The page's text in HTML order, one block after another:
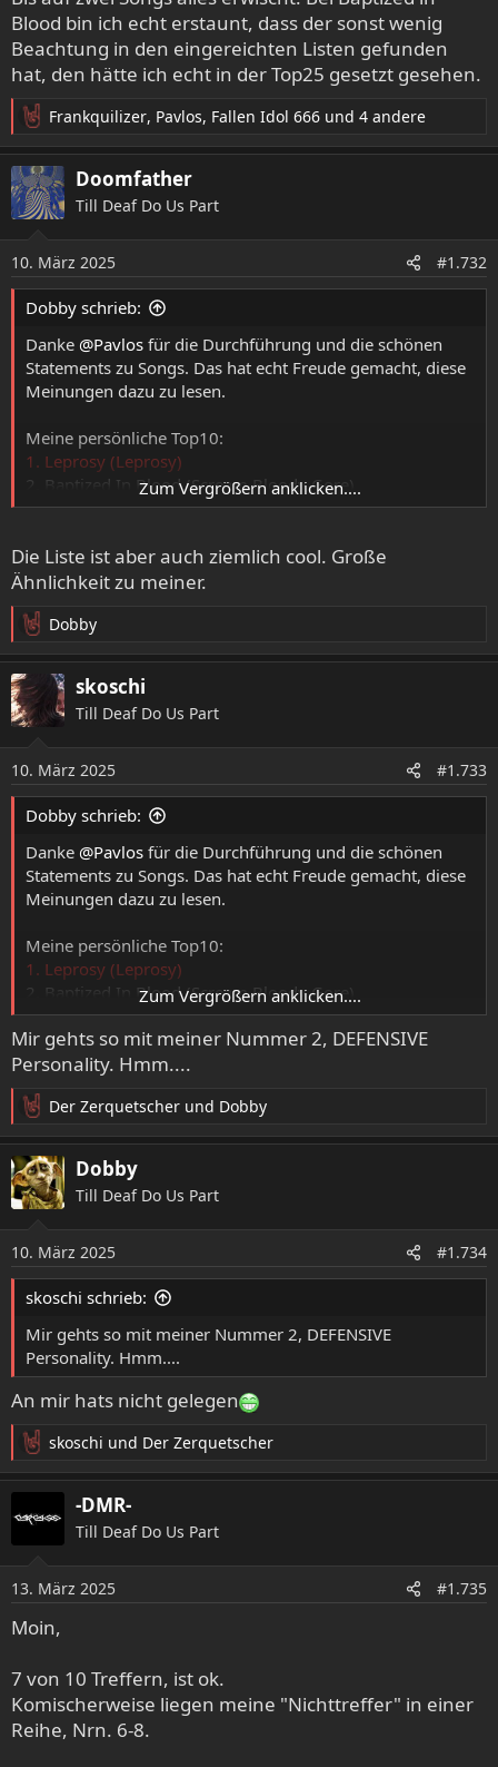
Blood bin ich echt erstaunt, dass der sonst wenig
Beachtung in den eingereichten Listen gefunden
hat, den hätte ich echt in der Top25 gesetzt gesehen.
R
e
a
k
t
n
e
n
Frankquilizer, Pavlos, Fallen Idol 666 und 4 andere
Doomfather
Till Deaf Do Us Part
10. März 2025 #1.732
Dobby schrieb:
Danke @Pavlos für die Durchführung und die schönen
Statements zu Songs. Das hat echt Freude gemacht, diese
Meinungen dazu zu lesen.
Meine persönliche Top10:
1. Leprosy (Leprosy)
2. Baptized In Blood (Scream Bloody Gore)
3. Open Casket (Leprosy)
5. Left To Die (Leprosy)
6. Defensive Personalities (Spiritual Healing)
8. Evil Dead (Scream Bloody Gore)
10. Zero Tolerance (Symbolic)
Bis auf zwei Songs alles erwischt. Bei Baptized in Blood
bin ich echt erstaunt, dass der sonst wenig Beachtung in
den eingereichten Listen gefunden hat, den hätte ich echt
in der Top25 gesetzt gesehen.
Zum Vergrößern anklicken....
Die Liste ist aber auch ziemlich cool. Große
Ähnlichkeit zu meiner.
R
e
a
k
t
n
e
n
Dobby
skoschi
Till Deaf Do Us Part
10. März 2025 #1.733
Dobby schrieb:
Danke @Pavlos für die Durchführung und die schönen
Statements zu Songs. Das hat echt Freude gemacht, diese
Meinungen dazu zu lesen.
Meine persönliche Top10:
1. Leprosy (Leprosy)
2. Baptized In Blood (Scream Bloody Gore)
3. Open Casket (Leprosy)
4. Spirit Crusher (The Sound Of Perseverance)
5. Left To Die (Leprosy)
7. Crystal Mountain (Symbolic)
8. Evil Dead (Scream Bloody Gore)
9. Pull The Plug (Leprosy)
10. Zero Tolerance (Symbolic)
Bis auf zwei Songs alles erwischt. Bei Baptized in Blood
bin ich echt erstaunt, dass der sonst wenig Beachtung in
den eingereichten Listen gefunden hat, den hätte ich echt
in der Top25 gesetzt gesehen.
Zum Vergrößern anklicken....
Mir gehts so mit meiner Nummer 2, DEFENSIVE
Personality. Hmm....
R
e
a
k
t
n
e
n
Der Zerquetscher und Dobby
Dobby
Till Deaf Do Us Part
10. März 2025 #1.734
skoschi schrieb:
Mir gehts so mit meiner Nummer 2, DEFENSIVE
Personality. Hmm....
An mir hats nicht gelegen
R
e
a
k
n
e
n
skoschi und Der Zerquetscher
-DMR-
Till Deaf Do Us Part
13. März 2025 #1.735
Moin,
7 von 10 Treffern, ist ok.
Komischerweise liegen meine "Nichttreffer" in einer
Reihe, Nrn. 6-8.